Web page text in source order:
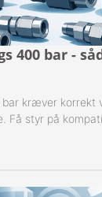
400 bar -
kræver korrekt
Få styr på